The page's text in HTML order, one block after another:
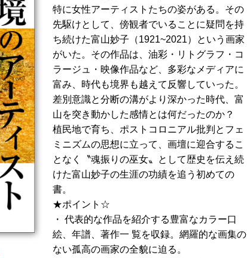
特に女性アーティストたちの姿がある。その
先駆けとして、傍観者でいることに疑問を持
ち続けた富山妙子（1921~2021）という画家
がいた。その作品は、油彩・リトグラフ・コ
ラージュ・映像作品など、多彩なメディアに
富み、時代も境界も越えて反響していった。
差別意識と分断の溝がより深かった時代、富
山を突き動かした感情とは何だったのか？
植民地で育ち、ポストコロニアル批判とフェ
ミニズムの思想に立って、画壇に迎合するこ
となく〝魂振りの巫女〟として歴史を伝え続
けた富山妙子の生涯の功績を追う初めての
書。
★ポイント☆
・ 代表的な作品を紹介する豊富なカラー口
絵、年譜、著作一 覧を収録。網羅的な画集の
ない孤高の画家の全貌に迫る。